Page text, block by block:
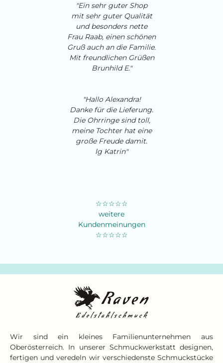
"Ein sehr guter Shop
mit sehr guter Qualität
und besonders nette
Frau Raab, einen schönen
Gruß auch an die Familie.
Mit freundlichen Grüßen
Brunhild E."
"Hallo Alexandra!
Danke für die Lieferung.
Die Ohrringe sind toll,
meine Tochter hat eine
große Freude damit.
lg Katrin"
☆☆☆☆☆
weitere
Kundenmeinungen
☆☆☆☆☆
Wir sind ein kleines Familienunternehmen aus
Oberösterreich. In unserer Schmuckwerkstatt designen,
fertigen und veredeln wir verschiedenste Schmuckstücke